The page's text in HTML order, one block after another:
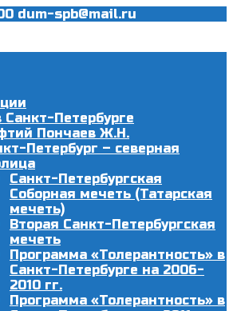
dum-spb@mail.ru
Санкт-Петербурге
Пончаев Ж.Н.
Петербург – северная
Санкт-Петербургская
Соборная мечеть (Татарская
мечеть)
Вторая Санкт-Петербургская
мечеть
Программа «Толерантность» в
Санкт-Петербурге на 2006-
2010 гг.
Программа «Толерантность» в